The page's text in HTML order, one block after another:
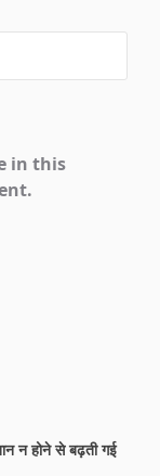
in this
न होने से बढ़ती गई